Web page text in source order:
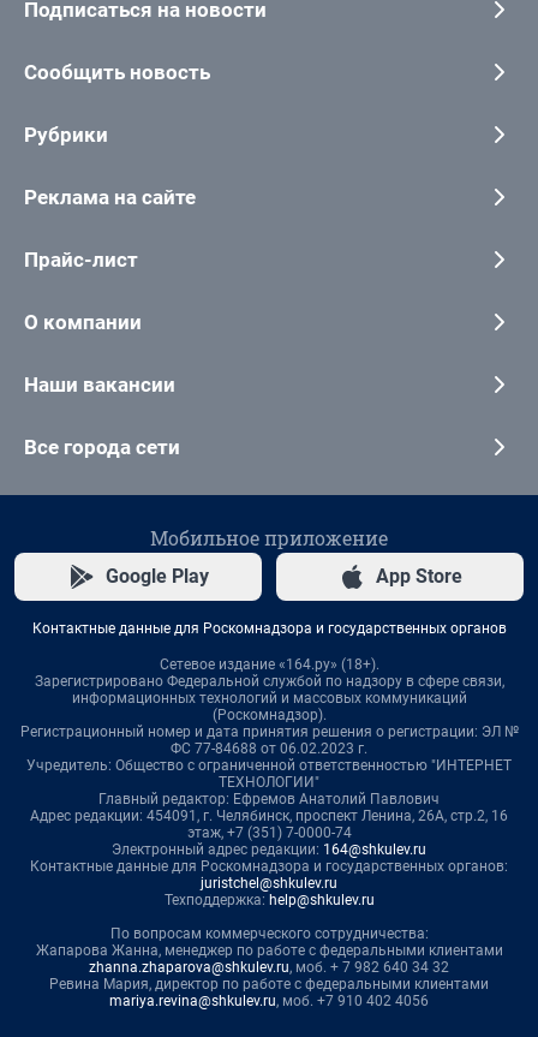
Подписаться на новости
Сообщить новость
Рубрики
Реклама на сайте
Прайс-лист
О компании
Наши вакансии
Все города сети
Мобильное приложение
Google Play App Store
Контактные данные для Роскомнадзора и государственных органов
Сетевое издание «164.ру» (18+).
Зарегистрировано Федеральной службой по надзору в сфере связи,
информационных технологий и массовых коммуникаций
(Роскомнадзор).
Регистрационный номер и дата принятия решения о регистрации: ЭЛ №
ФС 77-84688 от 06.02.2023 г.
Учредитель: Общество с ограниченной ответственностью "ИНТЕРНЕТ
ТЕХНОЛОГИИ"
Главный редактор: Ефремов Анатолий Павлович
Адрес редакции: 454091, г. Челябинск, проспект Ленина, 26А, стр.2, 16
этаж, +7 (351) 7-0000-74
Электронный адрес редакции: 164@shkulev.ru
Контактные данные для Роскомнадзора и государственных органов:
juristchel@shkulev.ru
Техподдержка: help@shkulev.ru
По вопросам коммерческого сотрудничества:
Жапарова Жанна, менеджер по работе с федеральными клиентами
zhanna.zhaparova@shkulev.ru, моб. + 7 982 640 34 32
Ревина Мария, директор по работе с федеральными клиентами
mariya.revina@shkulev.ru, моб. +7 910 402 4056